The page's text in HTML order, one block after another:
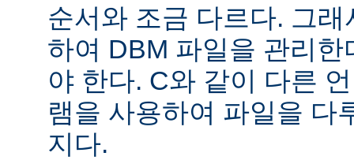
순서와 조금 다르다. 그
하여 DBM 파일을 관리
야 한다. C와 같이 다른
램을 사용하여 파일을 다
지다.